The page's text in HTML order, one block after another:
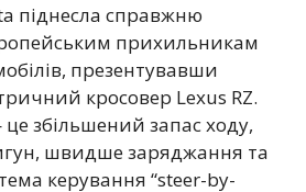
піднесла справжню
прихильникам
презентувавши
кросовер Lexus RZ.
збільшений запас ходу,
швидше заряджання та
керування “steer-by-